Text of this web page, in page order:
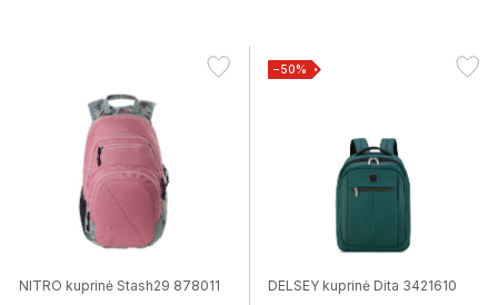
NITRO kuprinė Stash29 878011
−50%
DELSEY kuprinė Dita 3421610